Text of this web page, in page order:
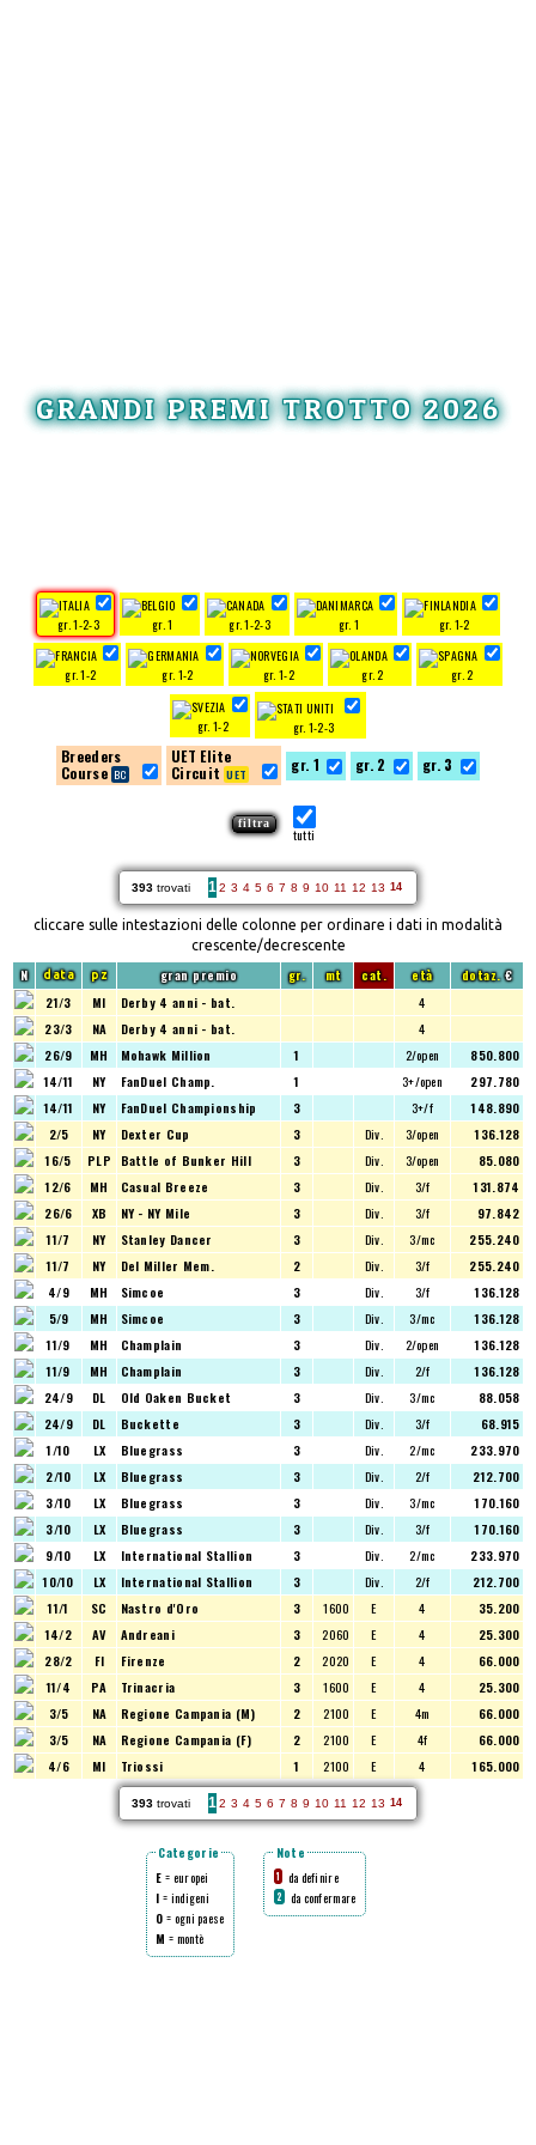
GRANDI PREMI TROTTO 2026
gr. 1-2-3 gr. 1 gr. 1-2-3 gr. 1 gr. 1-2
gr. 1-2 gr. 1-2 gr. 1-2 gr. 2 gr. 2
gr. 1-2 gr. 1-2-3
Breeders
Course
UET Elite
Circuit
gr. 1 gr. 2 gr. 3
tutti
393 trovati 12 3 4 5 6 7 8 9 10 11 12 13 14
cliccare sulle intestazioni delle colonne per ordinare i dati in modalità
crescente/decrescente
N data pz gran premio gr. mt cat. età dotaz.€
21/3 MI Derby 4 anni - bat.
4
23/3
NA Derby 4 anni - bat.
4
26/9
MH Mohawk Million 1 2/open
850.800
14/11
NY FanDuel Champ. 1 3+/open
297.780
14/11
NY FanDuel Championship 3 3+/f
148.890
2/5
NY Dexter Cup 3 Div. 3/open
136.128
16/5
PLP Battle of Bunker Hill 3 Div. 3/open
85.080
12/6
MH Casual Breeze 3 Div. 3/f
131.874
26/6
XB NY - NY Mile 3 Div. 3/f
97.842
11/7
NY Stanley Dancer 3 Div. 3/mc
255.240
11/7
NY Del Miller Mem. 2 Div. 3/f
255.240
4/9
MH Simcoe 3 Div. 3/f
136.128
5/9
MH Simcoe 3 Div. 3/mc
136.128
11/9
MH Champlain 3 Div. 2/open
136.128
11/9
MH Champlain 3 Div. 2/f
136.128
24/9
DL Old Oaken Bucket 3 Div. 3/mc
88.058
24/9
DL Buckette 3 Div. 3/f
68.915
1/10
LX Bluegrass 3 Div. 2/mc
233.970
2/10
LX Bluegrass 3 Div. 2/f
212.700
3/10
LX Bluegrass 3 Div. 3/mc
170.160
3/10
LX Bluegrass 3 Div. 3/f
170.160
9/10
LX International Stallion 3 Div. 2/mc
233.970
10/10
LX International Stallion 3 Div. 2/f
212.700
11/1
SC Nastro d'Oro 3 1600 E 4
35.200
14/2
AV Andreani 3 2060 E 4
25.300
28/2
FI Firenze 2 2020 E 4
66.000
11/4
PA Trinacria 3 1600 E 4
25.300
3/5
NA Regione Campania (M) 2 2100 E 4m
66.000
3/5
NA Regione Campania (F) 2 2100 E 4f
66.000
4/6
MI Triossi 1 2100 E 4 165.000
393 trovati 12 3 4 5 6 7 8 9 10 11 12 13 14
Categorie
E = europei
I = indigeni
O = ogni paese
M = montè
Note
1 da definire
2 da confermare